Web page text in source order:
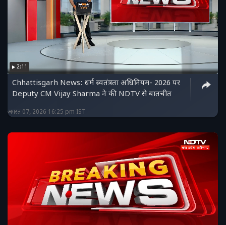
2:11
Chhattisgarh News: धर्म स्वतंत्रता अधिनियम- 2026 पर
Deputy CM Vijay Sharma ने की NDTV से बातचीत
अगस्त 07, 2026 16:25 pm IST